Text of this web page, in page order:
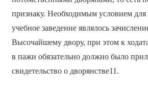
признаку. Необходимым условием для
учебное заведение являлось
Высочайшему двору, при этом к
в пажи обязательно должно было
свидетельство о дворянстве11.